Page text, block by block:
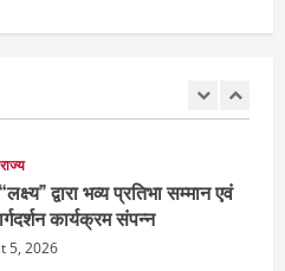
द्वारा भव्य प्रतिभा सम्मान एवं
राज्य
को मिलेगी रफ्तार, लालपुर–
के चौड़ीकरण का इंतजार
5, 2026